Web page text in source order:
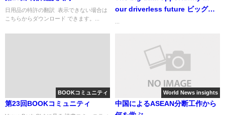
日用品の特許の翻訳 表示できない場合は
こちらからダウンロード できます。...
our driverless future ビッグデ
BOOKコミュニティ
第23回BOOKコミュニティ
World News insights
中国によるASEAN分断工作から